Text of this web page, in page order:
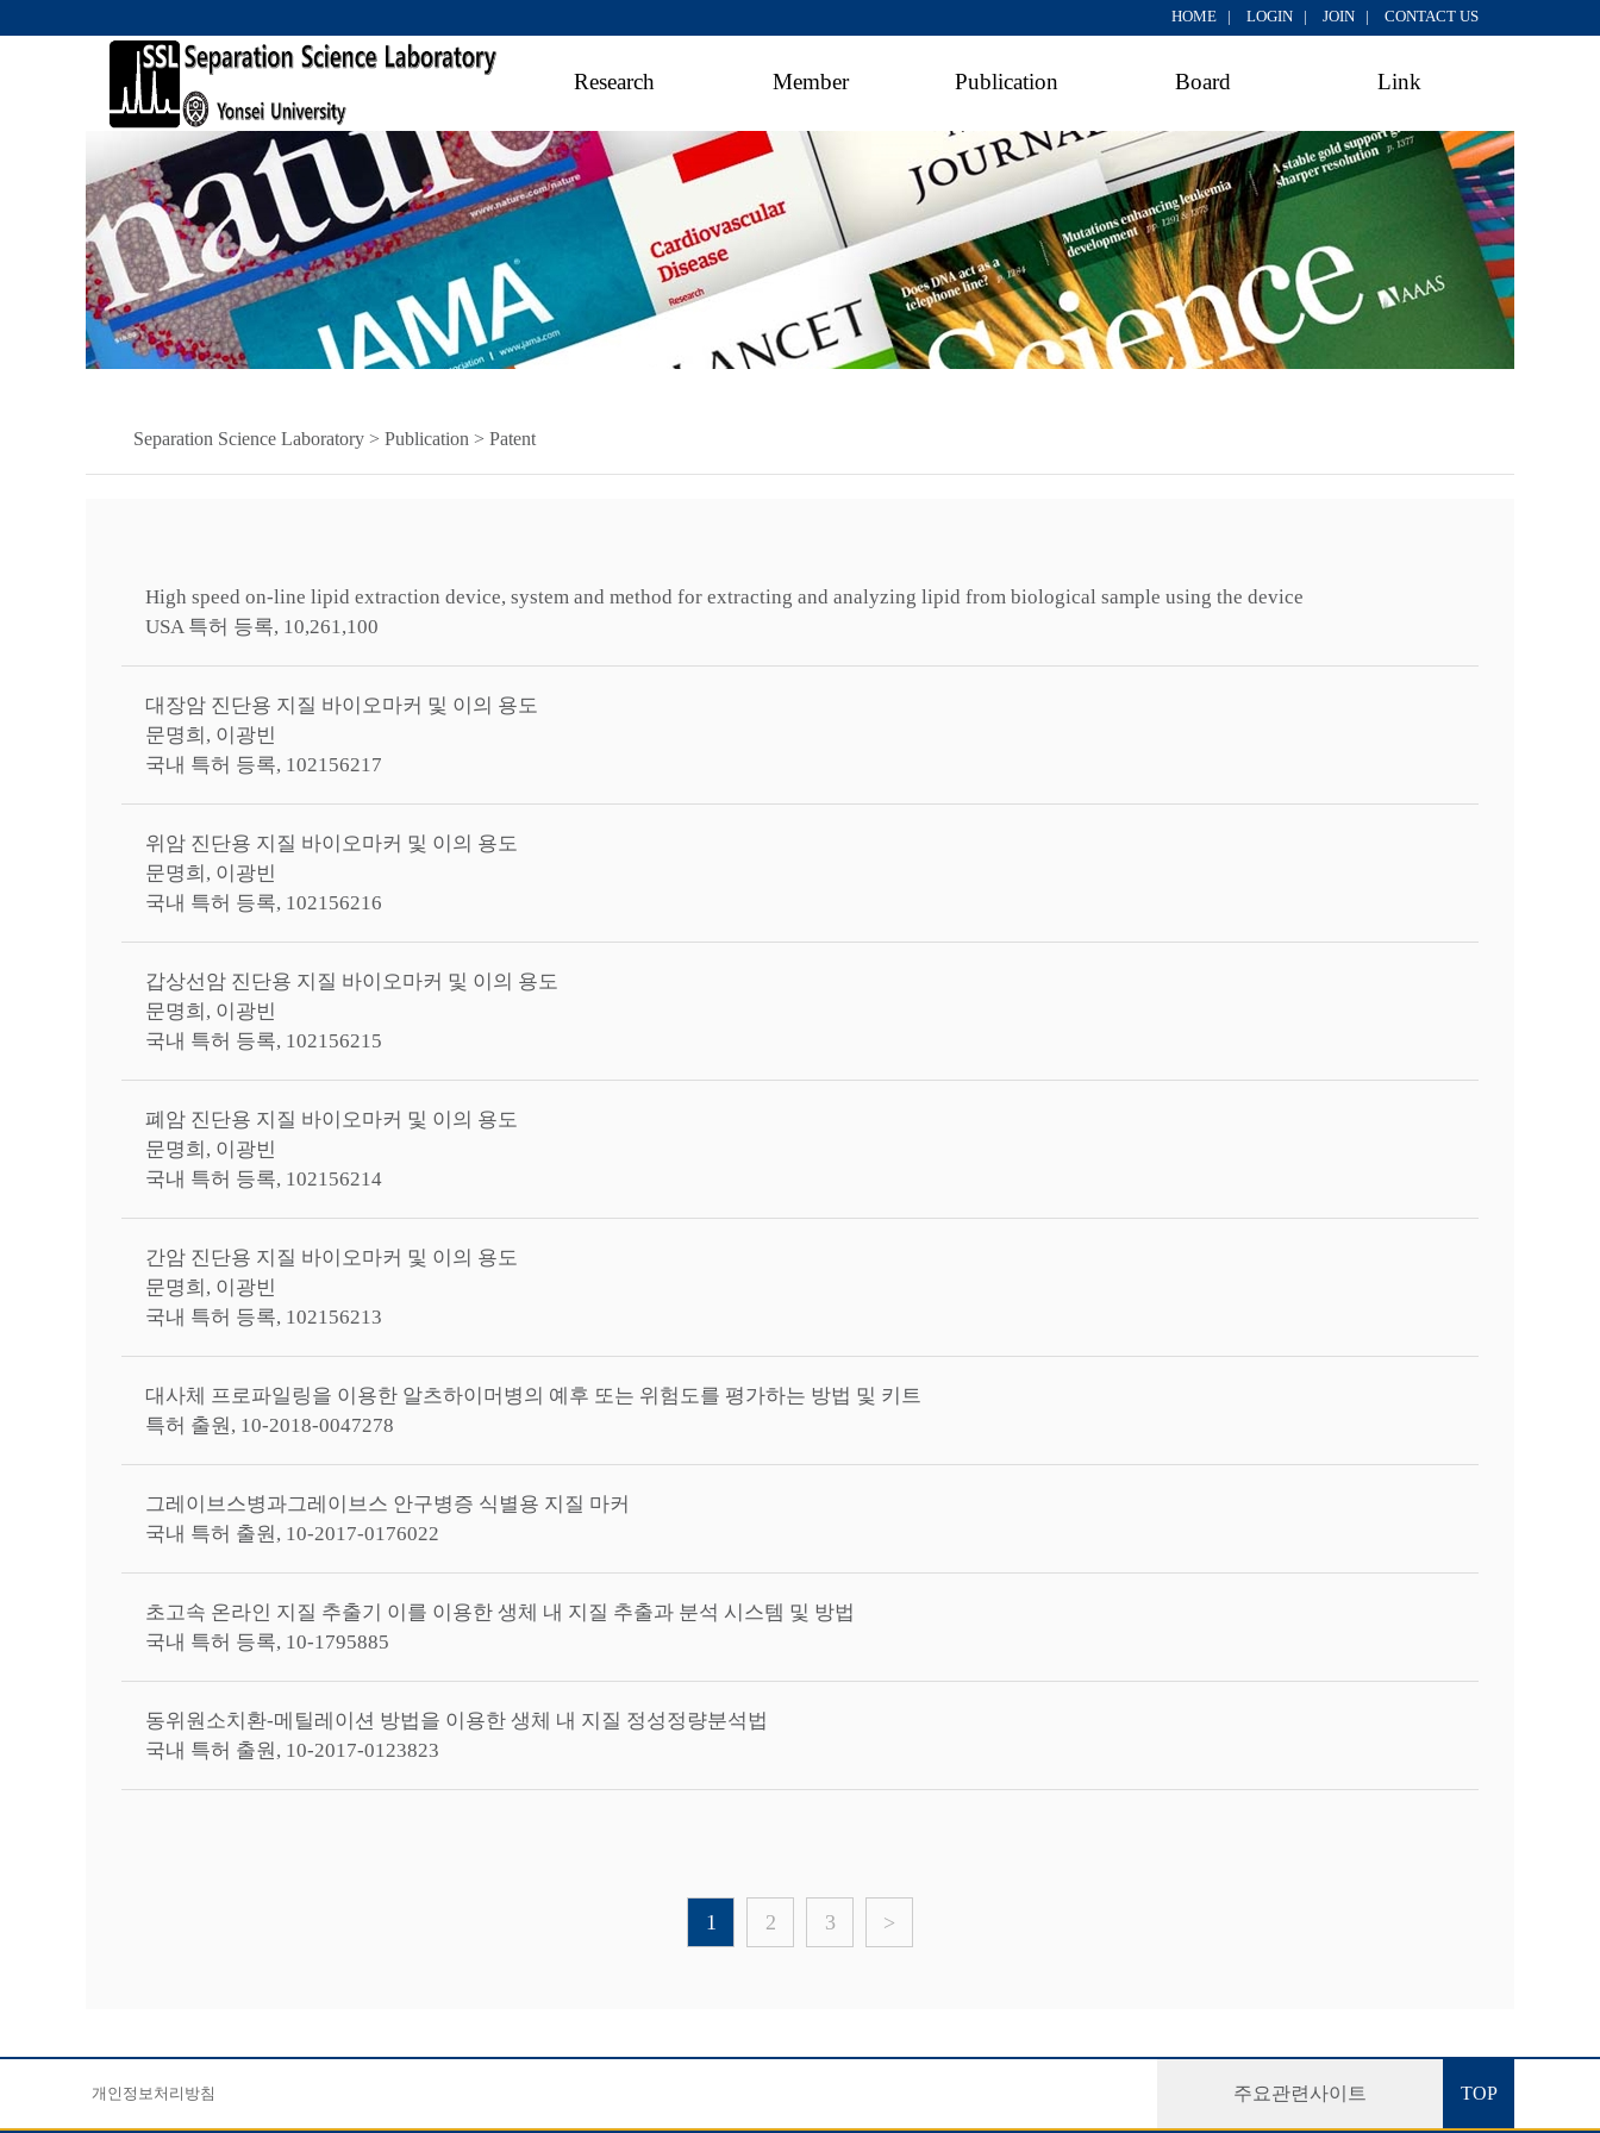
HOME | LOGIN | JOIN | CONTACT US
Research Member Publication Board Link
Separation Science Laboratory > Publication > Patent
High speed on-line lipid extraction device, system and method for extracting and analyzing lipid from biological sample using the device
USA 특허 등록, 10,261,100
대장암 진단용 지질 바이오마커 및 이의 용도
문명희, 이광빈
국내 특허 등록, 102156217
위암 진단용 지질 바이오마커 및 이의 용도
문명희, 이광빈
국내 특허 등록, 102156216
갑상선암 진단용 지질 바이오마커 및 이의 용도
문명희, 이광빈
국내 특허 등록, 102156215
폐암 진단용 지질 바이오마커 및 이의 용도
문명희, 이광빈
국내 특허 등록, 102156214
간암 진단용 지질 바이오마커 및 이의 용도
문명희, 이광빈
국내 특허 등록, 102156213
대사체 프로파일링을 이용한 알츠하이머병의 예후 또는 위험도를 평가하는 방법 및 키트
특허 출원, 10-2018-0047278
그레이브스병과그레이브스 안구병증 식별용 지질 마커
국내 특허 출원, 10-2017-0176022
초고속 온라인 지질 추출기 이를 이용한 생체 내 지질 추출과 분석 시스템 및 방법
국내 특허 등록, 10-1795885
동위원소치환-메틸레이션 방법을 이용한 생체 내 지질 정성정량분석법
국내 특허 출원, 10-2017-0123823
1 2 3 >
개인정보처리방침 TOP
주요관련사이트